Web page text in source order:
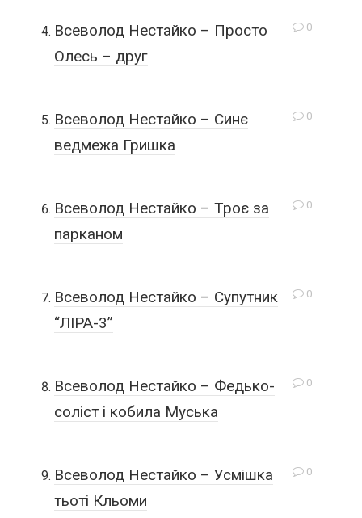
0
Всеволод Нестайко – Просто
Олесь – друг
0
Всеволод Нестайко – Синє
ведмежа Гришка
0
Всеволод Нестайко – Троє за
парканом
0
Всеволод Нестайко – Супутник
“ЛІРА-3”
0
Всеволод Нестайко – Федько-
соліст і кобила Муська
0
Всеволод Нестайко – Усмішка
тьоті Кльоми